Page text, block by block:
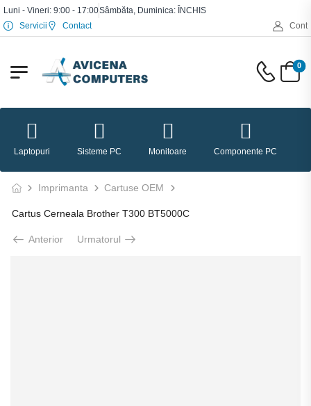
Luni - Vineri: 9:00 - 17:00Sâmbăta, Duminica: ÎNCHIS
Servicii
Contact Cont
0
Laptopuri Sisteme PC Monitoare Componente PC
Imprimanta Cartuse OEM
Cartus Cerneala Brother T300 BT5000C
Anterior Urmatorul